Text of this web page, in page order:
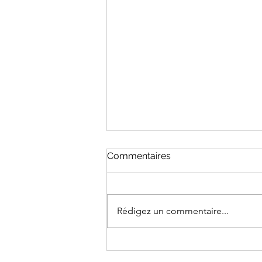
Commentaires
Rédigez un commentaire...